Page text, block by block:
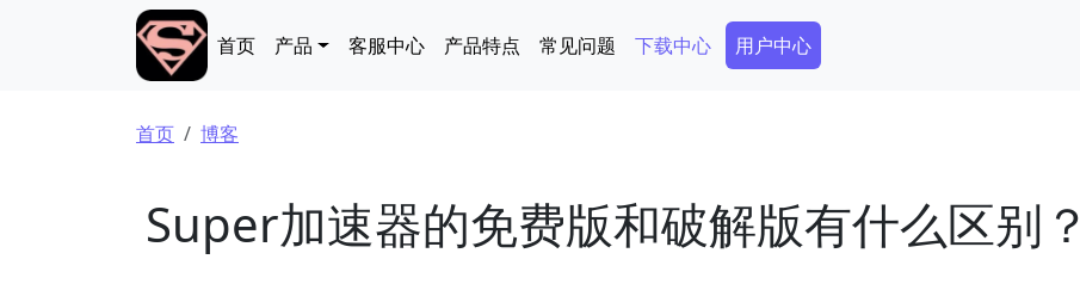
Main navigation
首页 产品 客服中心 产品特点 常见问题 下载中心 Secondary Menu
用户中心
面包屑
首页 博客
Super加速器的免费版和破解版有什么区别？